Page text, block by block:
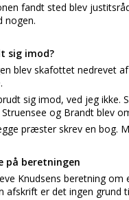
fandt sted blev
nogen.
sig imod?
blev skafottet nedrevet
sig imod, ved jeg ikke.
og Brandt blev
præster skrev en bog.
på beretningen
Knudsens beretning
afskrift er det ingen